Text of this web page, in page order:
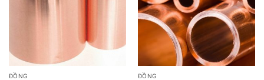
ĐỒNG ĐỒNG